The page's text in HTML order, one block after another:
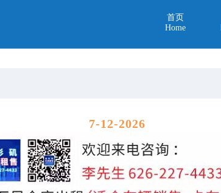
首页
Home
场和仓库出租（2）
7-12-2026